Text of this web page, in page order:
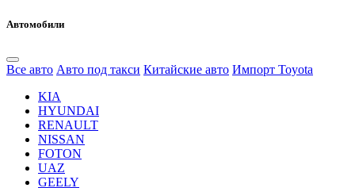
Автомобили
Все авто Авто под такси Китайские авто Импорт Toyota
KIA
HYUNDAI
RENAULT
NISSAN
FOTON
UAZ
GEELY